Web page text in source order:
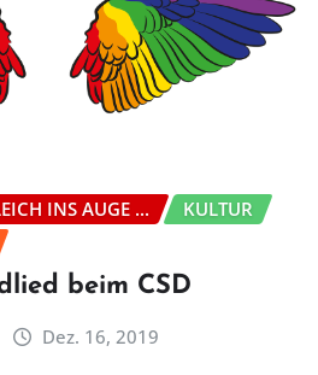
INS AUGE ...
KULTUR
beim CSD
Dez. 16, 2019